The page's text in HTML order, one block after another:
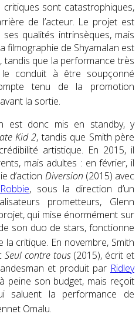
critiques sont catastrophiques,
de l’acteur. Le projet est
qualités intrinsèques, mais
filmographie de Shyamalan est
tandis que la performance très
le conduit à être soupçonné
tenu de la promotion
la sortie.
est donc mis en standby, y
Kid 2, tandis que Smith père
artistique. En 2015, il
mais adultes : en février, il
d’action Diversion (2015) avec
, sous la direction d’un
prometteurs, Glenn
qui mise énormément sur
son duo de stars, fonctionne
la critique. En novembre, Smith
Seul contre tous (2015), écrit et
et produit par Ridley
peine son budget, mais reçoit
saluent la performance de
Omalu.